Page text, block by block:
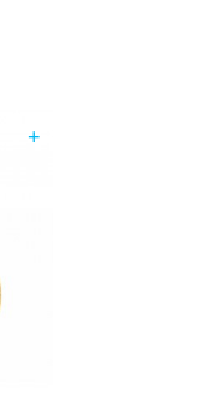
+